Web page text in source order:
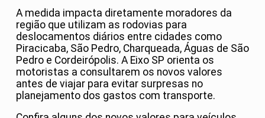
A medida impacta diretamente moradores da
região que utilizam as rodovias para
deslocamentos diários entre cidades como
Piracicaba, São Pedro, Charqueada, Águas de São
Pedro e Cordeirópolis. A Eixo SP orienta os
motoristas a consultarem os novos valores
antes de viajar para evitar surpresas no
planejamento dos gastos com transporte.